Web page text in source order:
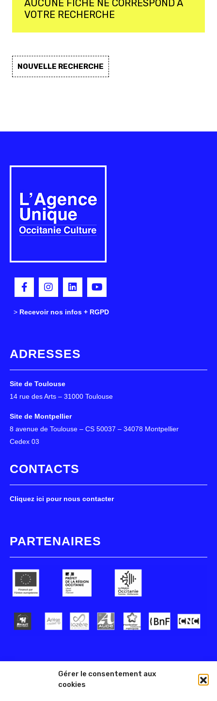
Gérer le consentement aux
cookies
AUCUNE FICHE NE CORRESPOND À
VOTRE RECHERCHE
NOUVELLE RECHERCHE
> Recevoir nos infos + RGPD
ADRESSES
Site de Toulouse
14 rue des Arts – 31000 Toulouse
Site de Montpellier
8 avenue de Toulouse – CS 50037 – 34078 Montpellier
Cedex 03
CONTACTS
Cliquez ici pour nous contacter
PARTENAIRES